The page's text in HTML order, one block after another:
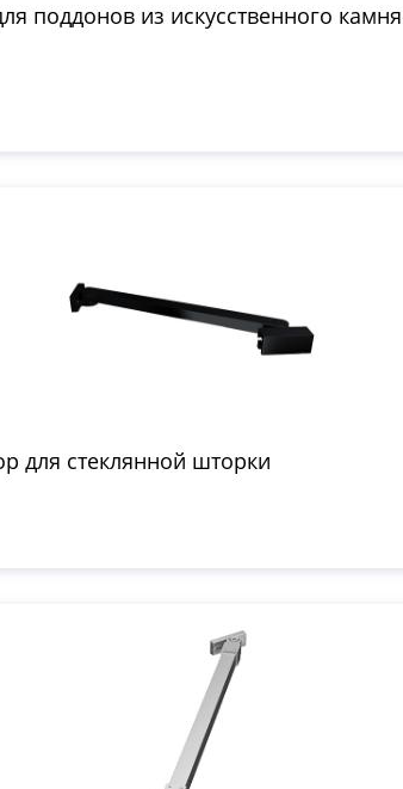
поддонов из искусственного камня
для стеклянной шторки